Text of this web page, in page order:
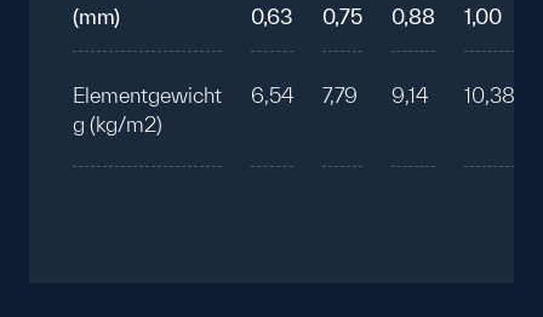
(mm)
Elementgewicht
g (kg/m2)
0,63
6,54
0,75
7,79
0,88
9,14
1,00
10,38